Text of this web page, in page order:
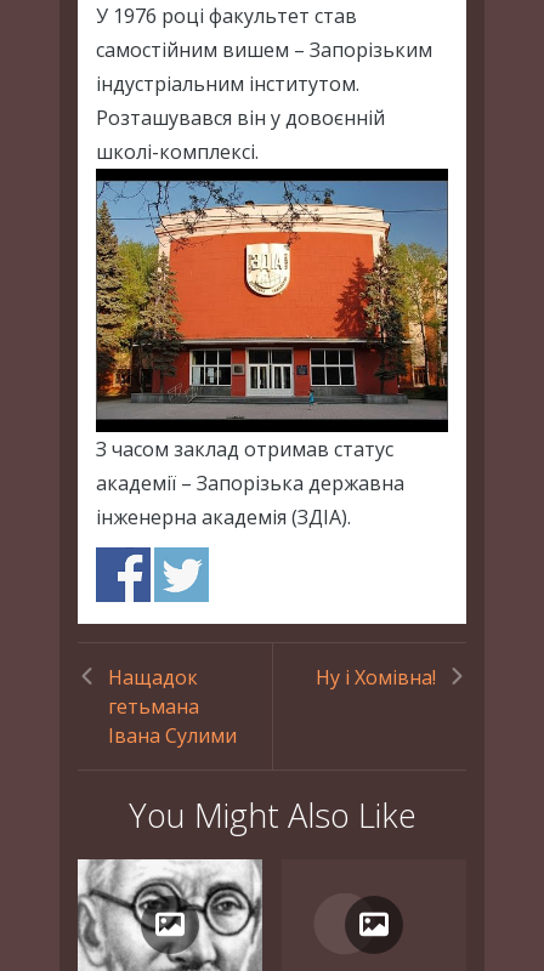
У 1976 році факультет став
самостійним вишем – Запорізьким
індустріальним інститутом.
Розташувався він у довоєнній
школі-комплексі.
З часом заклад отримав статус
академії – Запорізька державна
інженерна академія (ЗДІА).
Нащадок
гетьмана
Івана Сулими
Ну і Хомівна!
You Might Also Like